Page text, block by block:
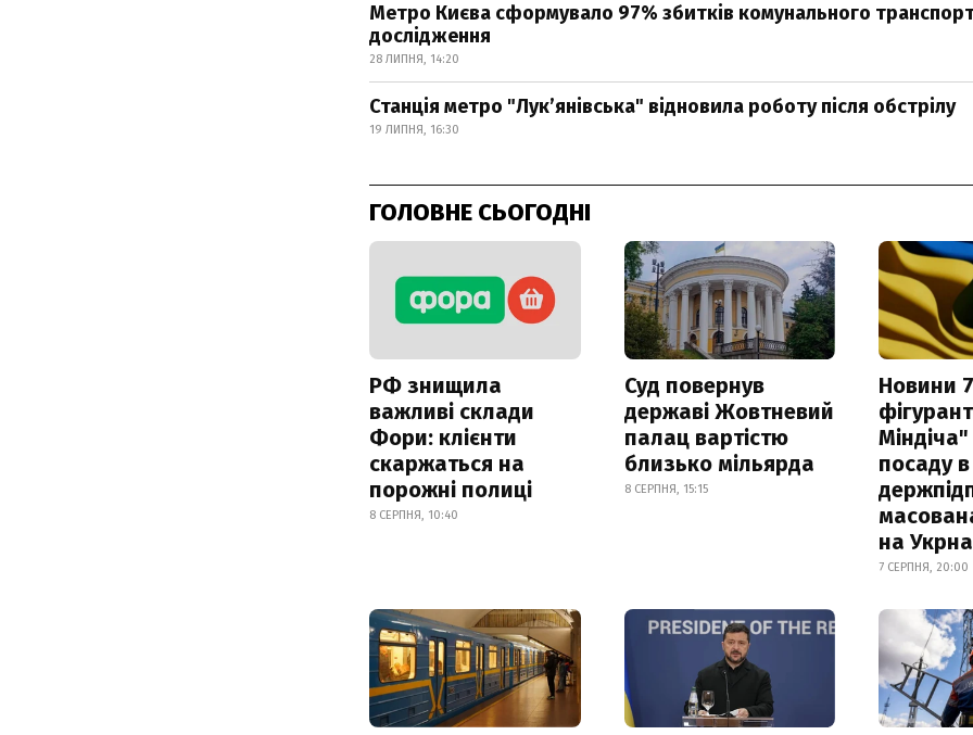
Метро Києва сформувало 97% збитків комунального
дослідження
28 ЛИПНЯ, 14:20
Станція метро "Лукʼянівська" відновила роботу після обстрілу
19 ЛИПНЯ, 16:30
ГОЛОВНЕ СЬОГОДНІ
РФ знищила
важливі склади
Фори: клієнти
скаржаться на
порожні полиці
8 СЕРПНЯ, 10:40
Суд повернув
державі Жовтневий
палац вартістю
близько мільярда
8 СЕРПНЯ, 15:15
Новини
посаду в
на
7 СЕРПНЯ, 20:00